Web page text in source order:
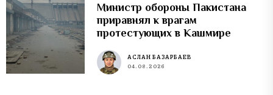
Министр обороны Пакистана
приравнял к врагам
протестующих в Кашмире
АСЛАН БАЗАРБАЕВ
04.08.2026